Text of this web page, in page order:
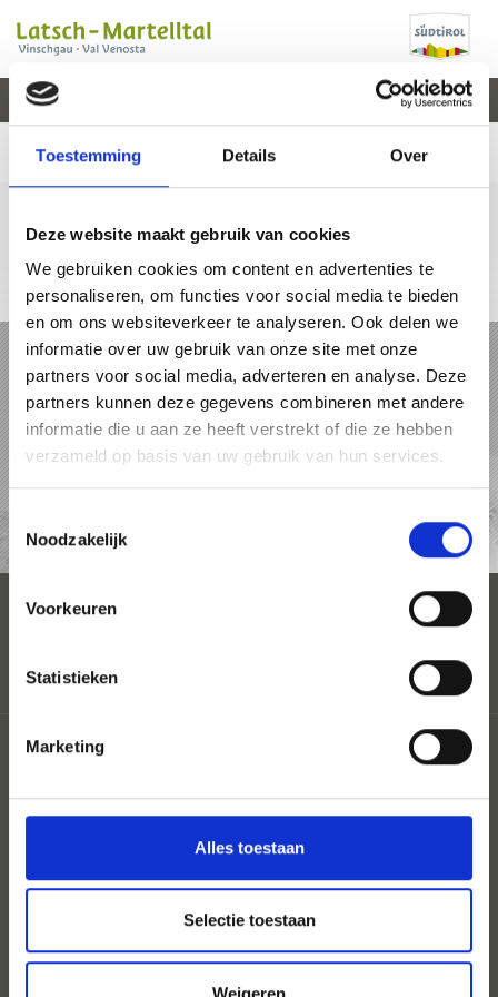
Toestemming Details Over
Deze website maakt gebruik van cookies
We gebruiken cookies om content en advertenties te
personaliseren, om functies voor social media te bieden
en om ons websiteverkeer te analyseren. Ook delen we
informatie over uw gebruik van onze site met onze
partners voor social media, adverteren en analyse. Deze
partners kunnen deze gegevens combineren met andere
informatie die u aan ze heeft verstrekt of die ze hebben
verzameld op basis van uw gebruik van hun services.
Toestemmingsselectie
Noodzakelijk
Voorkeuren
Statistieken
Marketing
Alles toestaan
Selectie toestaan
Weigeren
V
+39 0473 62 31 09 info@latsch.it Online-kaart
VAKANTIE IN LATSCH - MARTELLTAL
PAKKETTEN
ACCOMMODATIES
Sitemap
Cookies
UID: IT00860350214 St.Nr: 82026680213